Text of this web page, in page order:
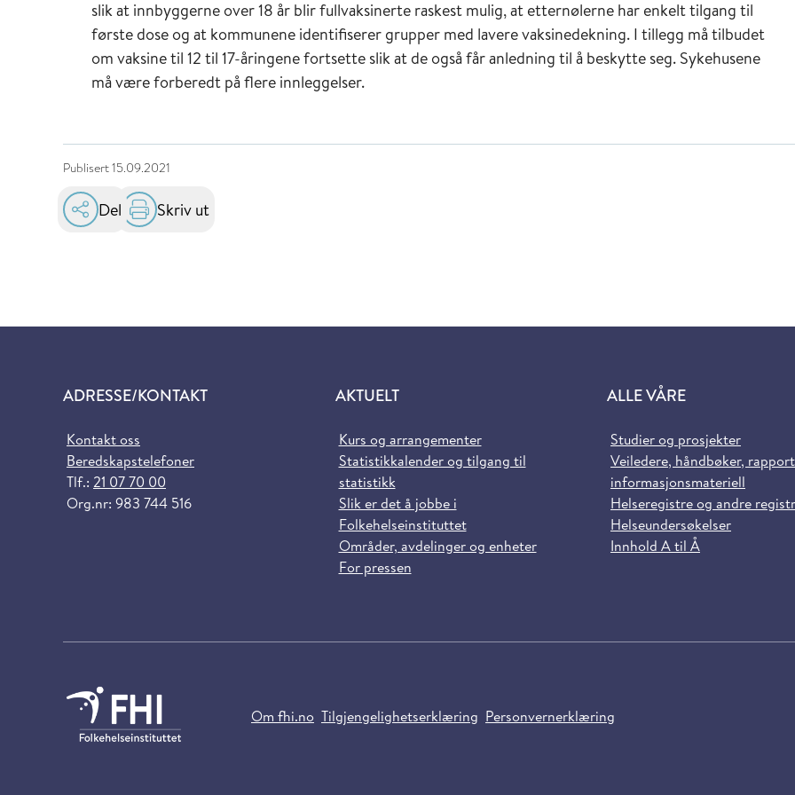
slik at innbyggerne over 18 år blir fullvaksinerte raskest mulig, at etternølerne har enkelt tilgang til
første dose og at kommunene identifiserer grupper med lavere vaksinedekning. I tillegg må tilbudet
om vaksine til 12 til 17-åringene fortsette slik at de også får anledning til å beskytte seg. Sykehusene
må være forberedt på flere innleggelser.
Publisert15.09.2021
Del Skriv ut
ADRESSE/KONTAKT
Kontakt oss
Beredskapstelefoner
Tlf.: 21 07 70 00
Org.nr: 983 744 516
AKTUELT
Kurs og arrangementer
Statistikkalender og tilgang til
statistikk
Slik er det å jobbe i
Folkehelseinstituttet
Områder, avdelinger og enheter
For pressen
ALLE VÅRE
Studier og prosjekter
Veiledere, håndbøker,
informasjonsmateriell
Helseregistre og andre
Helseundersøkelser
Innhold A til Å
Om fhi.no Tilgjengelighetserklæring Personvernerklæring